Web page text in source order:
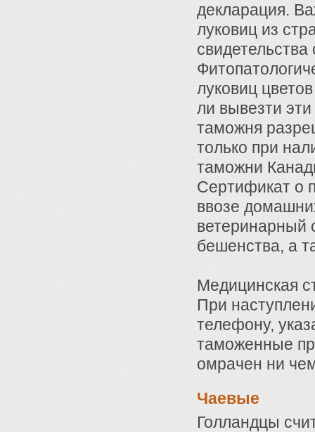
декларация.
луковиц из
луковиц
ли вывезти
таможня
только при
таможни
Сертификат о
ввозе
ветеринарный
бешенства, а
Медицинская
При
телефону,
таможенные
омрачен ни
Чаевые
Голландцы